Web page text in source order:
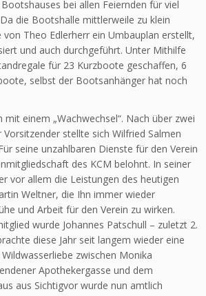
bei allen Feiernden für viel
die Bootshalle mittlerweile zu klein
Theo Edlerherr ein Umbauplan erstellt,
und auch durchgeführt. Unter Mithilfe
für 23 Kurzboote geschaffen, 6
selbst der Bootsanhänger hat noch
mit einem „Wachwechsel“. Nach über zwei
Vorsitzender stellte sich Wilfried Salmen
seine unzahlbaren Dienste für den Verein
des KCM belohnt. In seiner
vor allem die Leistungen des heutigen
Weltner, die Ihn immer wieder
und Arbeit für den Verein zu wirken.
wurde Johannes Patschull – zuletzt 2.
diese Jahr seit langem wieder eine
zwischen Monika
Apothekergasse und dem
aus Sichtigvor wurde nun amtlich